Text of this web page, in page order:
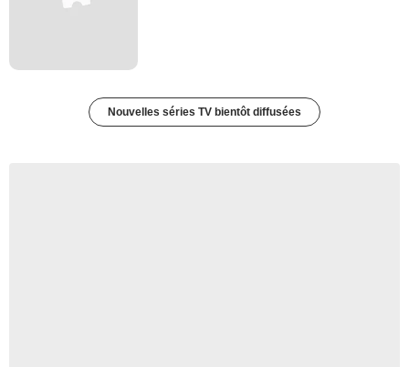
Nouvelles séries TV bientôt diffusées